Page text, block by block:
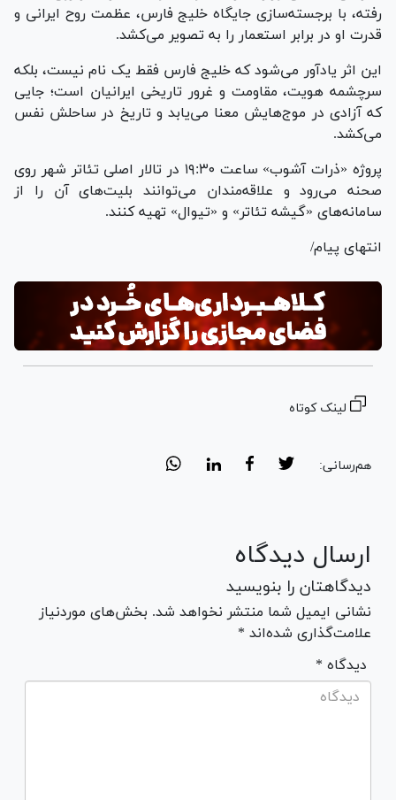
رفته، با برجسته‌سازی جایگاه خلیج فارس، عظمت روح ایرانی و
قدرت او در برابر استعمار را به تصویر می‌کشد.
این اثر یادآور می‌شود که خلیج فارس فقط یک نام نیست، بلکه
سرچشمه هویت، مقاومت و غرور تاریخی ایرانیان است؛ جایی
که آزادی در موج‌هایش معنا می‌یابد و تاریخ در ساحلش نفس
می‌کشد.
پروژه «ذرات آشوب» ساعت ۱۹:۳۰ در تالار اصلی تئاتر شهر روی
صحنه می‌رود و علاقه‌مندان می‌توانند بلیت‌های آن را از
سامانه‌های «گیشه تئاتر» و «تیوال» تهیه کنند.
انتهای پیام/
لینک کوتاه
هم‌رسانی:
ارسال دیدگاه
دیدگاهتان را بنویسید
نشانی ایمیل شما منتشر نخواهد شد. بخش‌های موردنیاز
علامت‌گذاری شده‌اند *
* دیدگاه